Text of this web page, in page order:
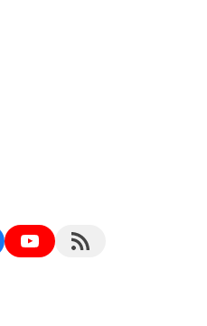
YouTubeRSS Feed